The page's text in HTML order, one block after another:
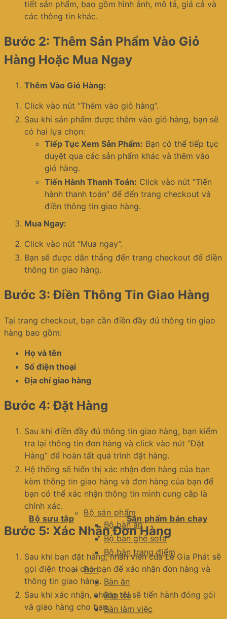
Bộ sản phẩm
Bộ bàn ăn
Bộ bàn ghế sofa
Bộ bàn trang điểm
Bàn
Bàn ăn
Bàn trà
Bàn làm việc
Bộ sưu tập Sản phẩm bán chạy
tiết sản phẩm, bao gồm hình ảnh, mô tả, giá cả và
các thông tin khác.
Bước 2: Thêm Sản Phẩm Vào Giỏ
Hàng Hoặc Mua Ngay
Thêm Vào Giỏ Hàng:
Click vào nút “Thêm vào giỏ hàng”.
Sau khi sản phẩm được thêm vào giỏ hàng, bạn sẽ
có hai lựa chọn:
Tiếp Tục Xem Sản Phẩm: Bạn có thể tiếp tục
duyệt qua các sản phẩm khác và thêm vào
giỏ hàng.
Tiến Hành Thanh Toán: Click vào nút “Tiến
hành thanh toán” để đến trang checkout và
điền thông tin giao hàng.
Mua Ngay:
Click vào nút “Mua ngay”.
Bạn sẽ được dẫn thẳng đến trang checkout để điền
thông tin giao hàng.
Bước 3: Điền Thông Tin Giao Hàng
Tại trang checkout, bạn cần điền đầy đủ thông tin giao
hàng bao gồm:
Họ và tên
Số điện thoại
Địa chỉ giao hàng
Bước 4: Đặt Hàng
Sau khi điền đầy đủ thông tin giao hàng, bạn kiểm
tra lại thông tin đơn hàng và click vào nút “Đặt
Hàng” để hoàn tất quá trình đặt hàng.
Hệ thống sẽ hiển thị xác nhận đơn hàng của bạn
kèm thông tin giao hàng và đơn hàng của bạn để
bạn có thể xác nhận thông tin mình cung câp là
chính xác.
Bước 5: Xác Nhận Đơn Hàng
Sau khi bạn đặt hàng, nhân viên của Lê Gia Phát sẽ
gọi điện thoại cho bạn để xác nhận đơn hàng và
thông tin giao hàng.
Sau khi xác nhận, chúng tôi sẽ tiến hành đóng gói
và giao hàng cho bạn.